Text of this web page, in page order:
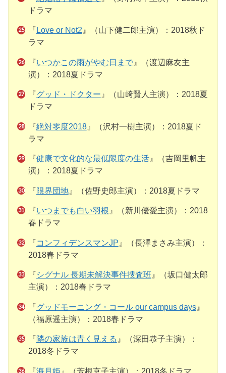
ドラマ
『 Love or Not2 』（山下健二郎主演）：2018秋ド
ラマ
『いつかこの雨がやむ日まで』（渡辺麻友主
演）：2018夏ドラマ
『グッド・ドクター 』（山﨑賢人主演）：2018夏
ドラマ
『絶対零度2018』（沢村一樹主演）：2018夏ド
ラマ
『健康で文化的な最低限度の生活』（吉岡里帆主
演）：2018夏ドラマ
『限界団地』（佐野史郎主演）：2018夏ドラマ
『いつまでも白い羽根 』（新川優愛主演）：2018
春ドラマ
『コンフィデンスマンJP 』（長澤まさみ主演）：
2018春ドラマ
『シグナル 長期未解決事件捜査班 』（坂口健太郎
主演）：2018春ドラマ
『グッドモーニング・コール our campus days』
（福原遥主演）：2018春ドラマ
『隣の家族は青く見える 』（深田恭子主演）：
2018冬ドラマ
『海月姫 』（芳根京子主演）：2018冬ドラマ